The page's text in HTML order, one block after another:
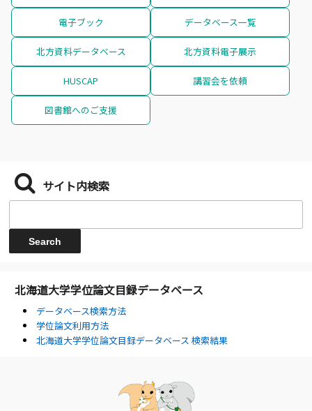
電子ブック データベース一覧
北方資料データベース 北方資料電子展示
HUSCAP 講習会を依頼
図書館へのご支援
サイト内検索
北海道大学学位論文目録データベース
データベース検索方法
学位論文利用方法
北海道大学学位論文目録データベース 検索結果